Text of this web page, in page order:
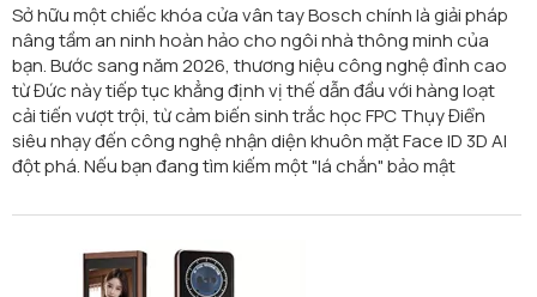
Sở hữu một chiếc khóa cửa vân tay Bosch chính là giải pháp
nâng tầm an ninh hoàn hảo cho ngôi nhà thông minh của
bạn. Bước sang năm 2026, thương hiệu công nghệ đỉnh cao
từ Đức này tiếp tục khẳng định vị thế dẫn đầu với hàng loạt
cải tiến vượt trội, từ cảm biến sinh trắc học FPC Thụy Điển
siêu nhạy đến công nghệ nhận diện khuôn mặt Face ID 3D AI
đột phá. Nếu bạn đang tìm kiếm một "lá chắn" bảo mật